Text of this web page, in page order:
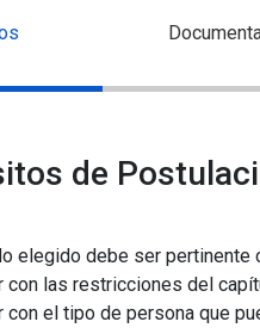
de
elegido debe ser pertinente
con las restricciones del
con el tipo de persona que